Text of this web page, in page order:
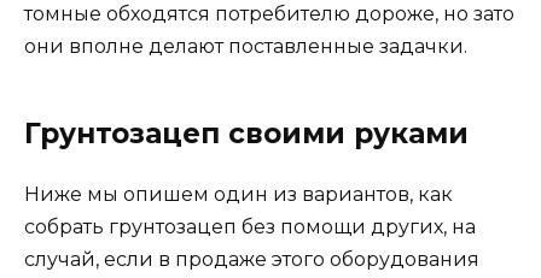
томные обходятся потребителю дороже, но зато
они вполне делают поставленные задачки.
Грунтозацеп своими руками
Ниже мы опишем один из вариантов, как
собрать грунтозацеп без помощи других, на
случай, если в продаже этого оборудования